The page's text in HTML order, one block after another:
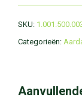
SKU:
Categorieën: